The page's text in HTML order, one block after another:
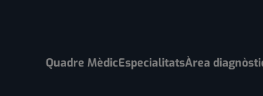
Quadre MèdicEspecialitatsÀrea